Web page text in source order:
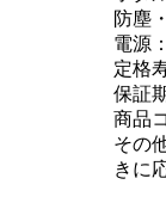
防塵
電源
定格
保証
商品
その
きに